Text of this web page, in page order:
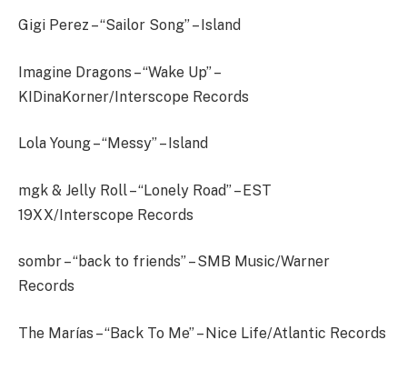
Gigi Perez – “Sailor Song” – Island
Imagine Dragons – “Wake Up” –
KIDinaKorner/Interscope Records
Lola Young – “Messy” – Island
mgk & Jelly Roll – “Lonely Road” – EST
19XX/Interscope Records
sombr – “back to friends” – SMB Music/Warner
Records
The Marías – “Back To Me” – Nice Life/Atlantic Records